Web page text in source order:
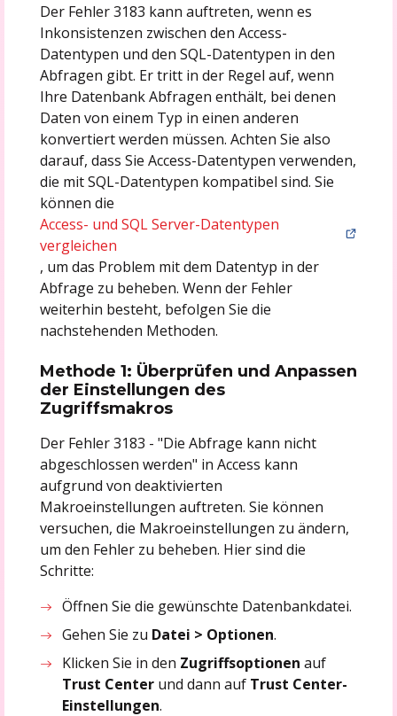
Der Fehler 3183 kann auftreten, wenn es
Inkonsistenzen zwischen den Access-
Datentypen und den SQL-Datentypen in den
Abfragen gibt. Er tritt in der Regel auf, wenn
Ihre Datenbank Abfragen enthält, bei denen
Daten von einem Typ in einen anderen
konvertiert werden müssen. Achten Sie also
darauf, dass Sie Access-Datentypen verwenden,
die mit SQL-Datentypen kompatibel sind. Sie
können die
Access- und SQL Server-Datentypen
vergleichen
, um das Problem mit dem Datentyp in der
Abfrage zu beheben. Wenn der Fehler
weiterhin besteht, befolgen Sie die
nachstehenden Methoden.
Methode 1: Überprüfen und Anpassen
der Einstellungen des
Zugriffsmakros
Der Fehler 3183 - "Die Abfrage kann nicht
abgeschlossen werden" in Access kann
aufgrund von deaktivierten
Makroeinstellungen auftreten. Sie können
versuchen, die Makroeinstellungen zu ändern,
um den Fehler zu beheben. Hier sind die
Schritte:
Öffnen Sie die gewünschte Datenbankdatei.
Gehen Sie zu Datei > Optionen.
Klicken Sie in den Zugriffsoptionenauf
Trust Center und dann auf Trust Center-
Einstellungen.